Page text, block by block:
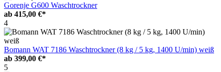
Gorenje G600 Waschtrockner
ab 415,00 €*
4
Bomann WAT 7186 Waschtrockner (8 kg / 5 kg, 1400 U/min) weiß
ab 399,00 €*
5